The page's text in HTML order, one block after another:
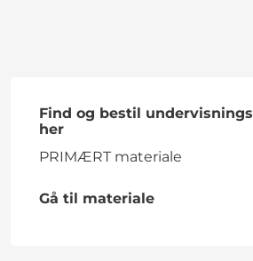
Find og bestil
her
PRIMÆRT materiale
Gå til materiale